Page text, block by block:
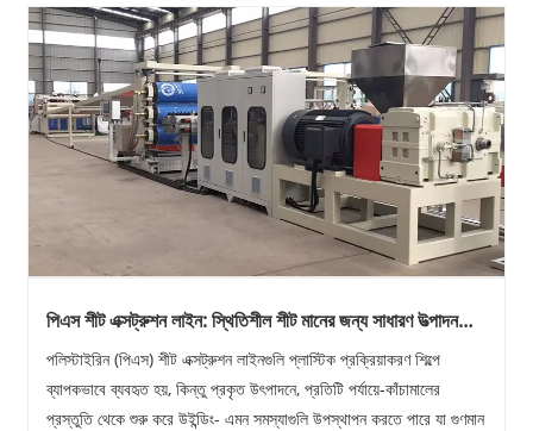
পিএস শীট এক্সট্রুশন লাইন: স্থিতিশীল শীট মানের জন্য সাধারণ উত্পাদন
পলিস্টাইরিন (পিএস) শীট এক্সট্রুশন লাইনগুলি প্লাস্টিক প্রক্রিয়াকরণ শিল্পে
ব্যাপকভাবে ব্যবহৃত হয়, কিন্তু প্রকৃত উৎপাদনে, প্রতিটি পর্যায়ে-কাঁচামালের
প্রস্তুতি থেকে শুরু করে উইন্ডিং- এমন সমস্যাগুলি উপস্থাপন করতে পারে যা গুণমান